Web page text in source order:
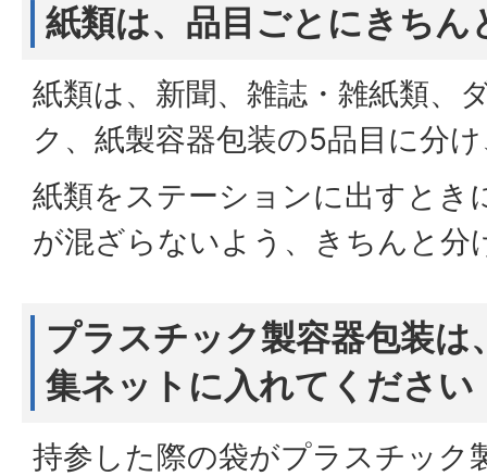
紙類は、品目ごとにきちん
紙類は、新聞、雑誌・雑紙類、
ク、紙製容器包装の5品目に分
紙類をステーションに出すとき
が混ざらないよう、きちんと分
プラスチック製容器包装は
集ネットに入れてください
持参した際の袋がプラスチック